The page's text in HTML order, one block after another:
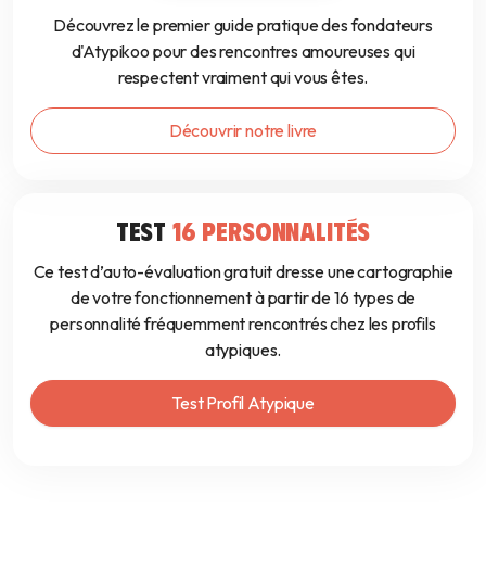
Découvrez le premier guide pratique des fondateurs
d'Atypikoo pour des rencontres amoureuses qui
respectent vraiment qui vous êtes.
Découvrir notre livre
TEST 16 PERSONNALITÉS
Ce test d’auto-évaluation gratuit dresse une cartographie
de votre fonctionnement à partir de 16 types de
personnalité fréquemment rencontrés chez les profils
atypiques.
Test Profil Atypique